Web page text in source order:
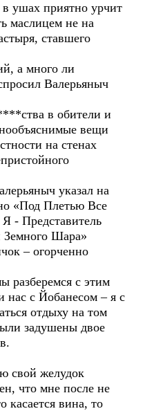
в ушах приятно урчит
маслицем не на
ставшего
а много ли
Валерьяныч
в обители и
вещи
на стенах
указал на
«Под Плетью Все
- Представитель
Шара»
– огорченно
разберемся с этим
нас с Йобанесом – я с
отдыху на том
задушены двое
свой желудок
что мне после не
касается вина, то